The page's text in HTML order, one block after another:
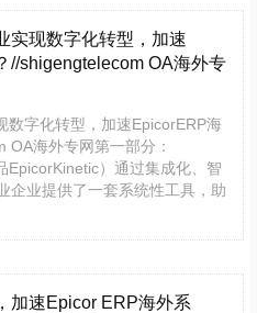
实现数字化转型，加速
//shigengtelecom OA海外专
数字化转型，加速EpicorERP海
海外专网第一部分：
EpicorKinetic）通过集成化、智
企业提供了一套系统性工具，助
加速Epicor ERP海外系